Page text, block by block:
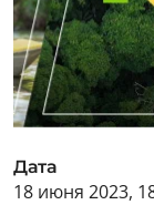
Дата
18 июня 2023,